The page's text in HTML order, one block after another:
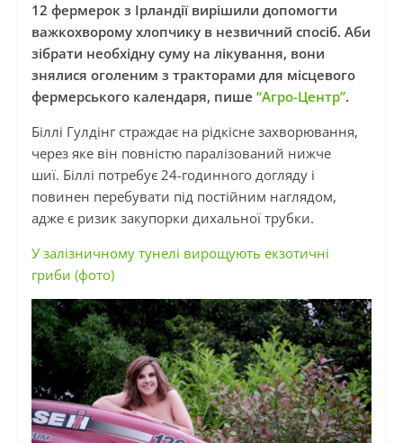
12 фермерок з Ірландії вирішили допомогти
важкохворому хлопчику в незвичний спосіб. Аби
зібрати необхідну суму на лікування, вони
знялися оголеним з тракторами для місцевого
фермерського календаря, пише “Агро-Центр”.
Біллі Гулдінг страждає на рідкісне захворювання,
через яке він повністю паралізований нижче
шиї. Біллі потребує 24-годинного догляду і
повинен перебувати під постійним наглядом,
адже є ризик закупорки дихальної трубки.
У залізничному тунелі вирощують екзотичні
гриби (фото)